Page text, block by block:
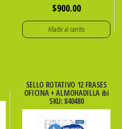
$900.00
Añadir al carrito
SELLO ROTATIVO 12 FRASES
OFICINA + ALMOHADILLA ibi
SKU: 840480